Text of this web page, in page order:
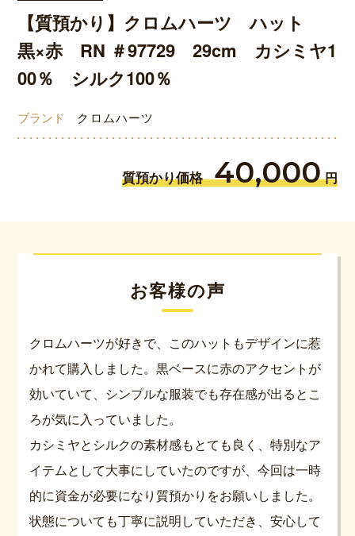
【質預かり】クロムハーツ ハット
黒×赤 RN ＃97729 29cm カシミヤ1
00％ シルク100％
ブランド クロムハーツ
質預かり価格 40,000 円
お客様の声
クロムハーツが好きで、このハットもデザインに惹
かれて購入しました。黒ベースに赤のアクセントが
効いていて、シンプルな服装でも存在感が出るとこ
ろが気に入っていました。
カシミヤとシルクの素材感もとても良く、特別なア
イテムとして大事にしていたのですが、今回は一時
的に資金が必要になり質預かりをお願いしました。
状態についても丁寧に説明していただき、安心して